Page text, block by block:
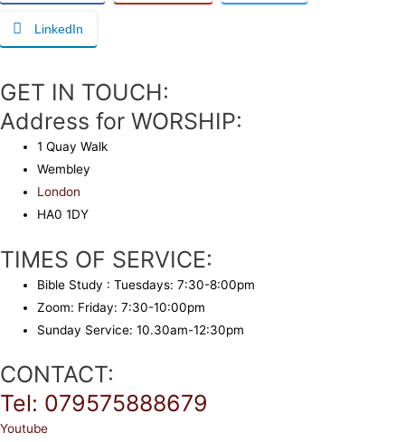
LinkedIn
GET IN TOUCH:
Address for WORSHIP:
1 Quay Walk
Wembley
London
HA0 1DY
TIMES OF SERVICE:
Bible Study : Tuesdays: 7:30-8:00pm
Zoom: Friday: 7:30-10:00pm
Sunday Service: 10.30am-12:30pm
CONTACT:
Tel: 079575888679
Youtube